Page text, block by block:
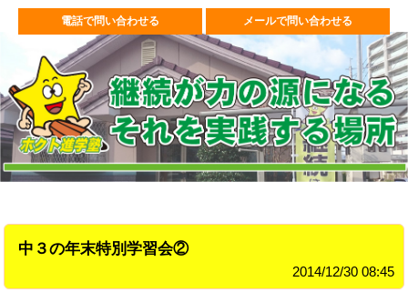
電話で問い合わせる メールで問い合わせる
中３の年末特別学習会②
2014/12/30 08:45